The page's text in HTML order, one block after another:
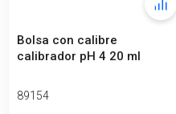
Bolsa con calibre
calibrador pH 4 20 ml
89154